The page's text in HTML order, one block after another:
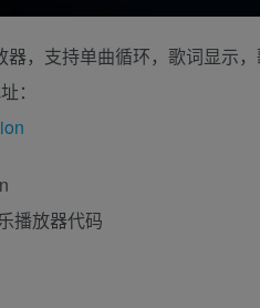
，支持单曲循环，歌词显示
：
播放器代码